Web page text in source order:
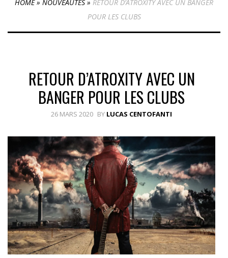
HOME» NOUVEAUTÉS » RETOUR D’ATROXITY AVEC UN BANGER
POUR LES CLUBS
RETOUR D’ATROXITY AVEC UN
BANGER POUR LES CLUBS
26 MARS 2020 BY LUCAS CENTOFANTI